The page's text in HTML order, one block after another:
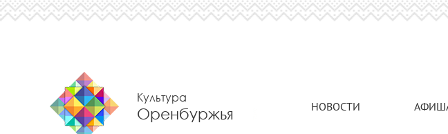
Культура
Оренбуржья НОВОСТИ